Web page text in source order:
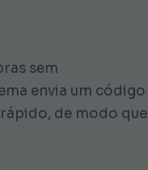
sem
envia um código
de modo que